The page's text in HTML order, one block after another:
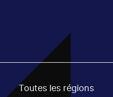
be applied when selecting
Toutes les régions